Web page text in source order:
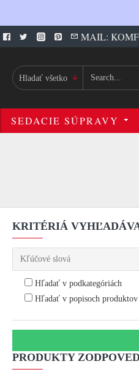
MAIL:
Hladať všetko
SEDACIE SÚPRAVY
KRITÉRIÁ
Hľadať v podkategóriách
Hľadať v popisoch produktov
PRODUKTY